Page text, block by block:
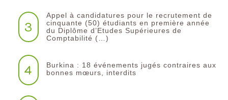
3
Appel à candidatures pour le recrutement de
cinquante (50) étudiants en première année
du Diplôme d’Etudes Supérieures de
Comptabilité (…)
4
Burkina : 18 événements jugés contraires aux
bonnes mœurs, interdits